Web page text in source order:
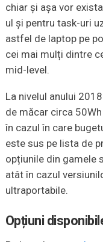
chiar și așa vor
ul și pentru task-uri
astfel de laptop pe
cei mai mulți dintre
mid-level.
La nivelul anului
de măcar circa
în cazul în care
este sus pe lista de
opțiunile din gamele
atât în cazul
ultraportabile.
Opțiuni